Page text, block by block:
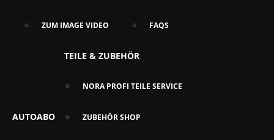
ZUM IMAGE VIDEO FAQS
AUTOABO
TEILE & ZUBEHÖR
NORA PROFI TEILE SERVICE
ZUBEHÖR SHOP